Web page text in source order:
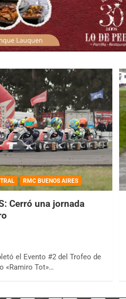
RMC BUENOS AIRES
Cerró una jornada
el Evento #2 del Trofeo de
«Ramiro Tot»…